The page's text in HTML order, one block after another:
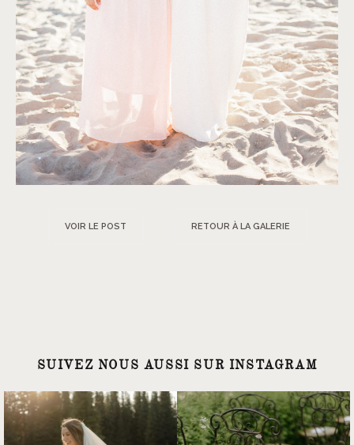
VOIR LE POST RETOUR À LA GALERIE
SUIVEZ NOUS AUSSI SUR INSTAGRAM